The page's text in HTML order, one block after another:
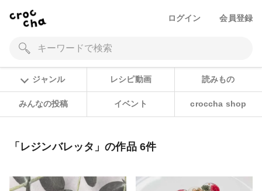
ログイン 会員登録
ジャンル レシピ動画 読みもの
みんなの投稿 イベント croccha shop
「レジンバレッタ」の作品 6件